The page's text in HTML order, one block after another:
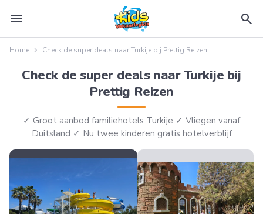
menu search
Home Check de super deals naar Turkije bij Prettig Reizen
Check de super deals naar Turkije bij
Prettig Reizen
✓ Groot aanbod familiehotels Turkije ✓ Vliegen vanaf
Duitsland ✓ Nu twee kinderen gratis hotelverblijf